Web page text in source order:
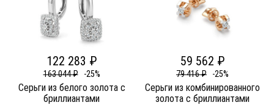
122 283 ₽
163 044 ₽ -25%
Серьги из белого золота c
бриллиантами
59 562 ₽
79 416 ₽ -25%
Серьги из комбинированного
золота c бриллиантами